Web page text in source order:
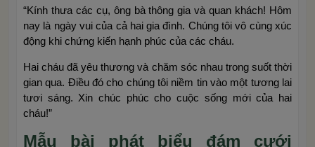
“Kính thưa các cụ, ông bà thông gia và quan khách! Hôm
nay là ngày vui của cả hai gia đình. Chúng tôi vô cùng xúc
động khi chứng kiến hạnh phúc của các cháu.
Hai cháu đã yêu thương và chăm sóc nhau trong suốt thời
gian qua. Điều đó cho chúng tôi niềm tin vào một tương lai
tươi sáng. Xin chúc phúc cho cuộc sống mới của hai
cháu!”
Mẫu bài phát biểu đám cưới